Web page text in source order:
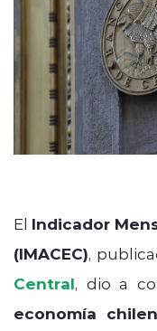
El Indicador
(IMACEC),
Central, dio a
economía